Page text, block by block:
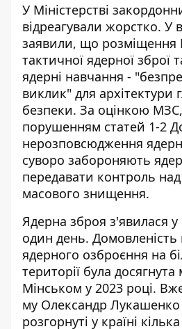
У Міністерстві
відреагували жорстко. У
заявили, що розміщення
тактичної ядерної зброї
ядерні навчання -
виклик" для архітектури
безпеки. За оцінкою МЗС,
порушенням статей 1-2
нерозповсюдження
суворо забороняють
передавати контроль
масового знищення.
Ядерна зброя з'явилася у
один день.
ядерного озброєння на
території була
Мінськом у 2023 році.
му Олександр
розгорнуті у країні